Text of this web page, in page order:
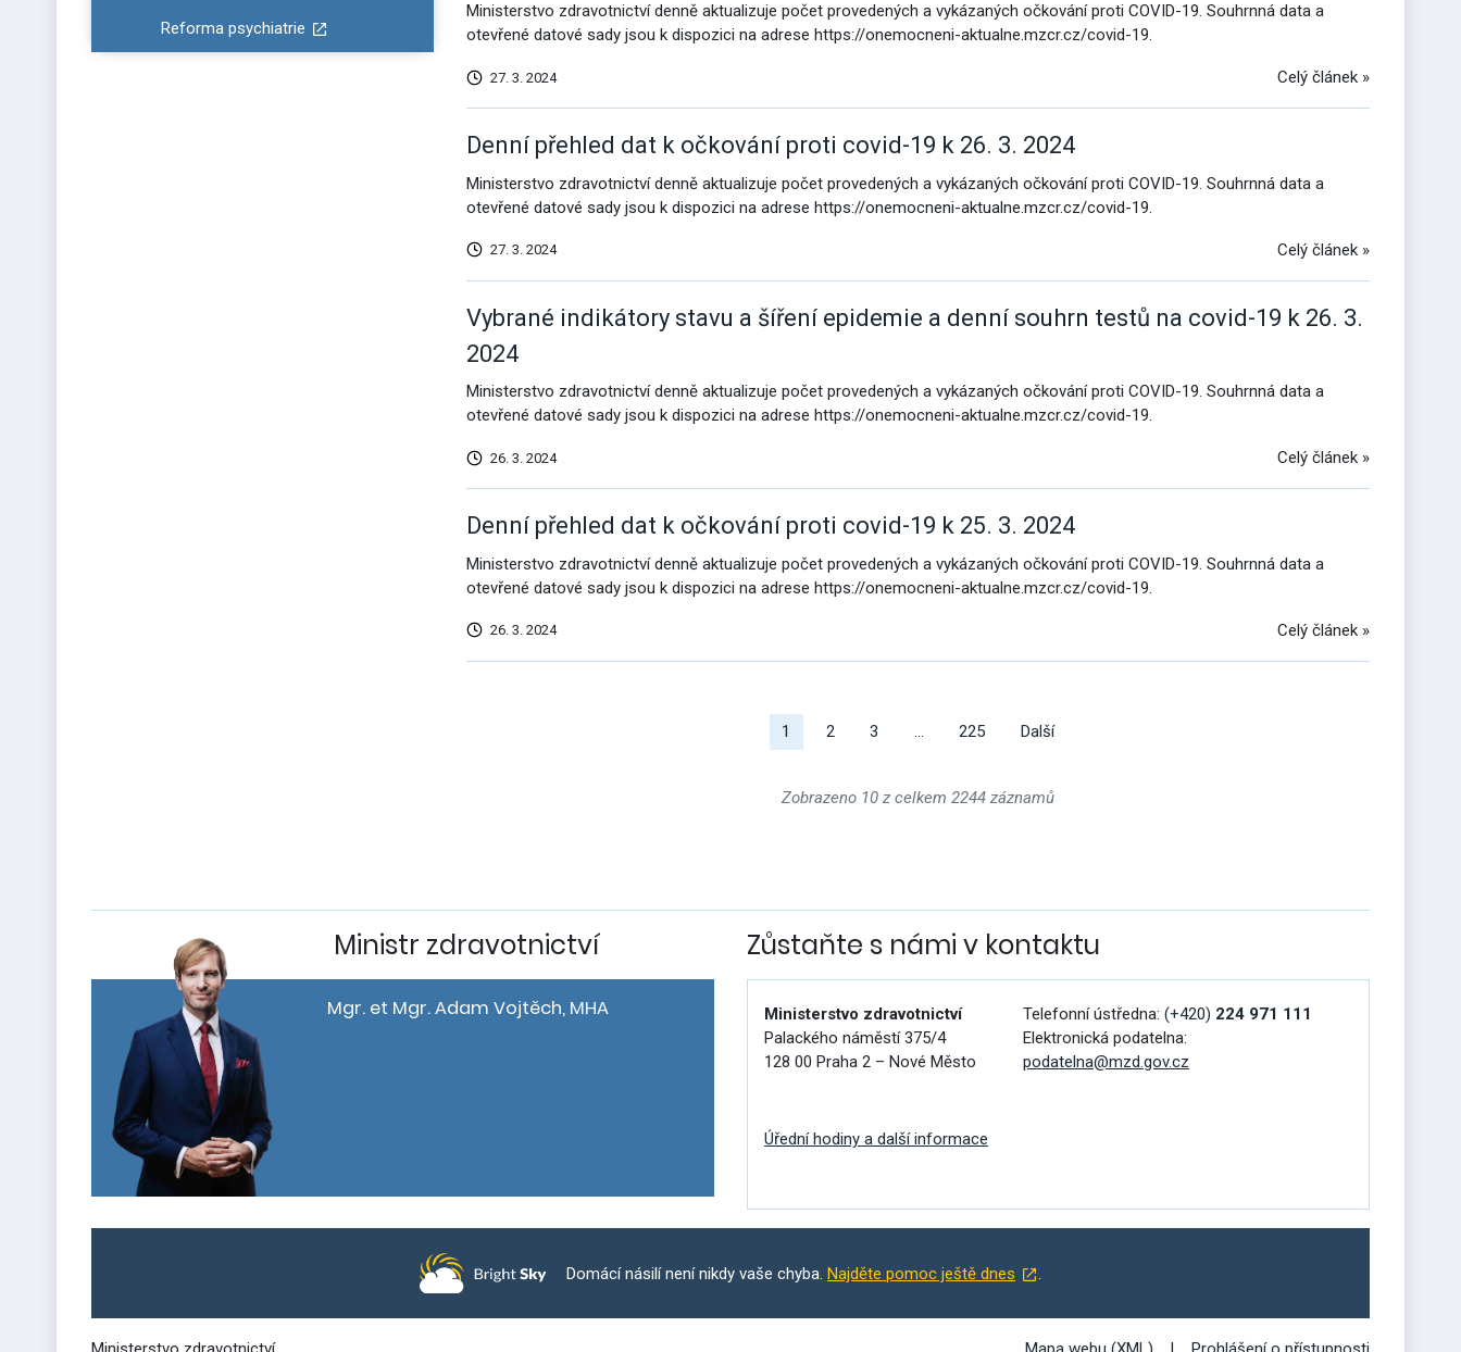
Reforma psychiatrie
Ministerstvo zdravotnictví denně aktualizuje počet provedených a vykázaných očkování proti COVID-19. Souhrnná data a
otevřené datové sady jsou k dispozici na adrese https://onemocneni-aktualne.mzcr.cz/covid-19.
27. 3. 2024 Celý článek »
Denní přehled dat k očkování proti covid-19 k 26. 3. 2024
Ministerstvo zdravotnictví denně aktualizuje počet provedených a vykázaných očkování proti COVID-19. Souhrnná data a
otevřené datové sady jsou k dispozici na adrese https://onemocneni-aktualne.mzcr.cz/covid-19.
27. 3. 2024 Celý článek »
Vybrané indikátory stavu a šíření epidemie a denní souhrn testů na covid-19 k 26. 3.
2024
Ministerstvo zdravotnictví denně aktualizuje počet provedených a vykázaných očkování proti COVID-19. Souhrnná data a
otevřené datové sady jsou k dispozici na adrese https://onemocneni-aktualne.mzcr.cz/covid-19.
26. 3. 2024 Celý článek »
Denní přehled dat k očkování proti covid-19 k 25. 3. 2024
Ministerstvo zdravotnictví denně aktualizuje počet provedených a vykázaných očkování proti COVID-19. Souhrnná data a
otevřené datové sady jsou k dispozici na adrese https://onemocneni-aktualne.mzcr.cz/covid-19.
26. 3. 2024 Celý článek »
1 2 3 … 225 Další
Zobrazeno 10 z celkem 2244 záznamů
Ministr zdravotnictví
Mgr. et Mgr. Adam Vojtěch, MHA
Zůstaňte s námi v kontaktu
Ministerstvo zdravotnictví
Palackého náměstí 375/4
128 00 Praha 2 – Nové Město
Telefonní ústředna: (+420) 224 971 111
Elektronická podatelna:
podatelna@mzd.gov.cz
Úřední hodiny a další informace
Domácí násilí není nikdy vaše chyba.Najděte pomoc ještě dnes .